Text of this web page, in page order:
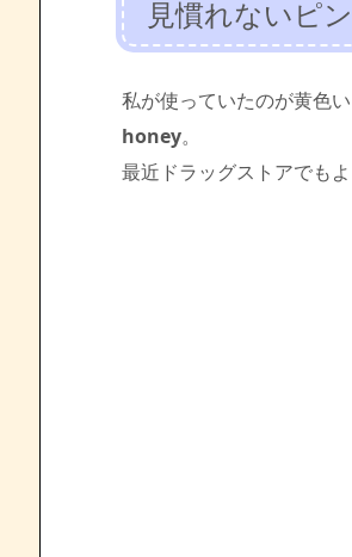
見慣れないピ
私が使っていたのが黄色
honey。
最近ドラッグストアでも